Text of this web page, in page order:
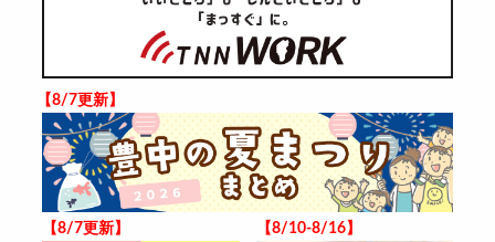
【8/7更新】
【8/7更新】 【8/10-8/16】